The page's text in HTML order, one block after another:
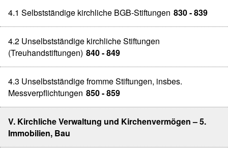
4.1 Selbstständige kirchliche BGB-Stiftungen 830 - 839
4.2 Unselbstständige kirchliche Stiftungen
(Treuhandstiftungen) 840 - 849
4.3 Unselbstständige fromme Stiftungen, insbes.
Messverpflichtungen 850 - 859
V. Kirchliche Verwaltung und Kirchenvermögen – 5.
Immobilien, Bau